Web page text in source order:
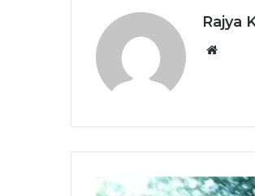
Rajya